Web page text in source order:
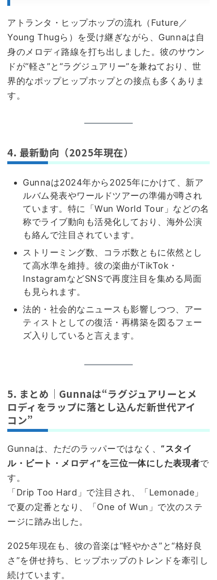
アトランタ・ヒップホップの流れ（Future／
Young Thugら）を受け継ぎながら、Gunnaは自
身のメロディ路線を打ち出しました。彼のサウン
ドが“軽さ”と“ラグジュアリー”を兼ねており、世
界的なポップヒップホップとの接点も多くありま
す。
4. 最新動向（2025年現在）
Gunnaは2024年から2025年にかけて、新ア
ルバム発表やワールドツアーの準備が噂され
ています。特に「Wun World Tour」などの名
称でライブ動向も活発化しており、海外公演
も絡んで注目されています。
ストリーミング数、コラボ数ともに依然とし
て高水準を維持。彼の楽曲がTikTok・
InstagramなどSNSで再度注目を集める局面
も見られます。
法的・社会的なニュースも影響しつつ、アー
ティストとしての復活・再構築を図るフェー
ズ入りしていると言えます。
5. まとめ｜Gunnaは“ラグジュアリーとメ
ロディをラップに落とし込んだ新世代アイ
コン”
Gunnaは、ただのラッパーではなく、 “スタイ
ル・ビート・メロディ”を三位一体にした表現者で
す。
「Drip Too Hard」で注目され、「Lemonade」
で夏の定番となり、「One of Wun」で次のステ
ージに踏み出した。
2025年現在も、彼の音楽は“軽やかさ”と“格好良
さ”を併せ持ち、ヒップホップのトレンドを牽引し
続けています。